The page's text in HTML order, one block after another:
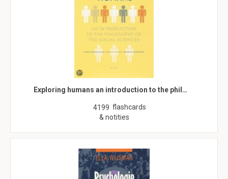
Exploring humans an introduction to the phil…
4199 flashcards
& notities